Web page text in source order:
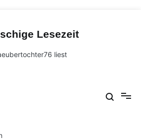
Lesezeit
liest